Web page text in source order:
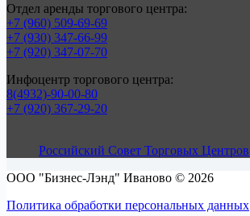
Отдел аренды торгового центра:
+7 (960) 509-69-69
+7 (930) 347-66-99
+7 (920) 347-07-70
Инфоцентр торгового центра:
8(4932)-90-00-80
+7 (920) 367-29-20
Российский Совет Торговых Центров
ООО "Бизнес-Лэнд" Иваново © 2026
Политика обработки персональных данных